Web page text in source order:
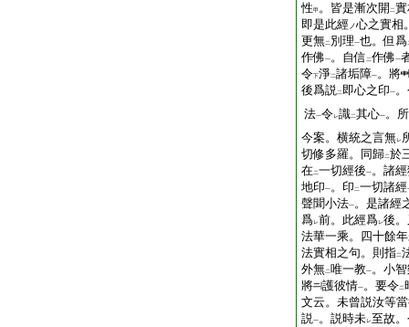
性甲 。皆是漸次開 二
即是此經ノ心之實相
更無二 別理一也。但爲
作佛一。自信 二作佛一
令下淨二諸垢障一。將
後爲説二 即心之印一
法一令レ識二其心一。
今案。横統之言無レ
切修多羅。同歸二於
在二一切經後一。諸
地印一。印 二一切諸經
聲聞小法一。是諸經
爲レ前。此經爲レ後
法華一乘。四十餘
法實相之句。則指二
外無二唯一教一。小
將
護彼情一。要令二
文云。未曾説汝等
説一。説時未レ至故